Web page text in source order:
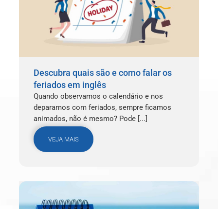
Descubra quais são e como falar os
feriados em inglês
Quando observamos o calendário e nos
deparamos com feriados, sempre ficamos
animados, não é mesmo? Pode [...]
VEJA MAIS